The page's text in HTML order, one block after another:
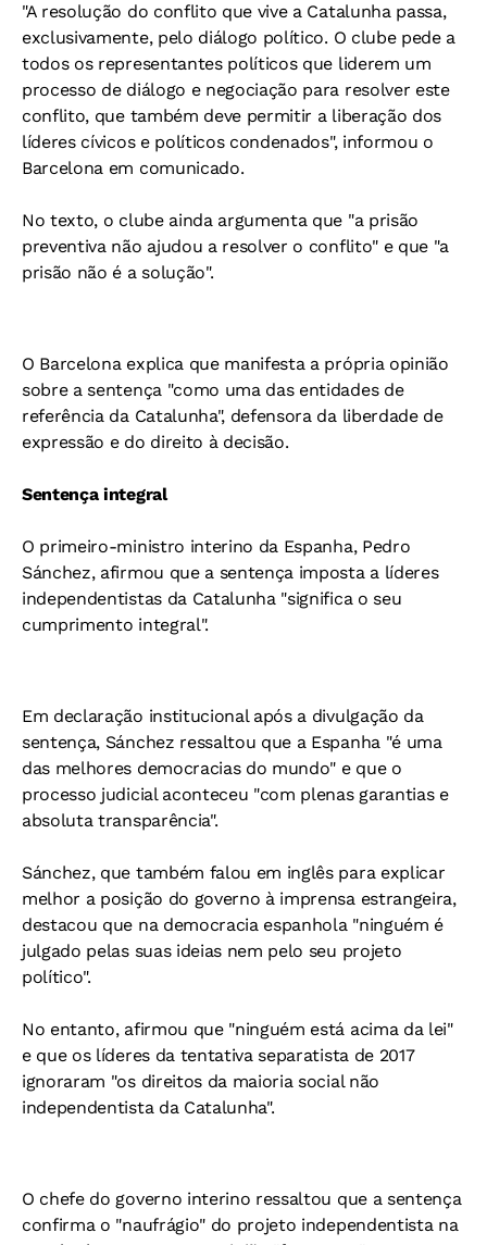
"A resolução do conflito que vive a Catalunha passa,
exclusivamente, pelo diálogo político. O clube pede a
todos os representantes políticos que liderem um
processo de diálogo e negociação para resolver este
conflito, que também deve permitir a liberação dos
líderes cívicos e políticos condenados", informou o
Barcelona em comunicado.
No texto, o clube ainda argumenta que "a prisão
preventiva não ajudou a resolver o conflito" e que "a
prisão não é a solução".
O Barcelona explica que manifesta a própria opinião
sobre a sentença "como uma das entidades de
referência da Catalunha", defensora da liberdade de
expressão e do direito à decisão.
Sentença integral
O primeiro-ministro interino da Espanha, Pedro
Sánchez, afirmou que a sentença imposta a líderes
independentistas da Catalunha "significa o seu
cumprimento integral".
Em declaração institucional após a divulgação da
sentença, Sánchez ressaltou que a Espanha "é uma
das melhores democracias do mundo" e que o
processo judicial aconteceu "com plenas garantias e
absoluta transparência".
Sánchez, que também falou em inglês para explicar
melhor a posição do governo à imprensa estrangeira,
destacou que na democracia espanhola "ninguém é
julgado pelas suas ideias nem pelo seu projeto
político".
No entanto, afirmou que "ninguém está acima da lei"
e que os líderes da tentativa separatista de 2017
ignoraram "os direitos da maioria social não
independentista da Catalunha".
O chefe do governo interino ressaltou que a sentença
confirma o "naufrágio" do projeto independentista na